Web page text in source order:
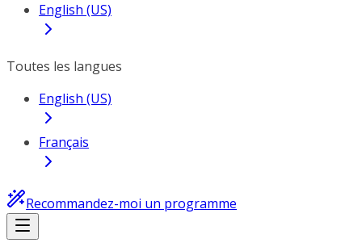
English (US)
Toutes les langues
English (US)
Français
Recommandez-moi un programme